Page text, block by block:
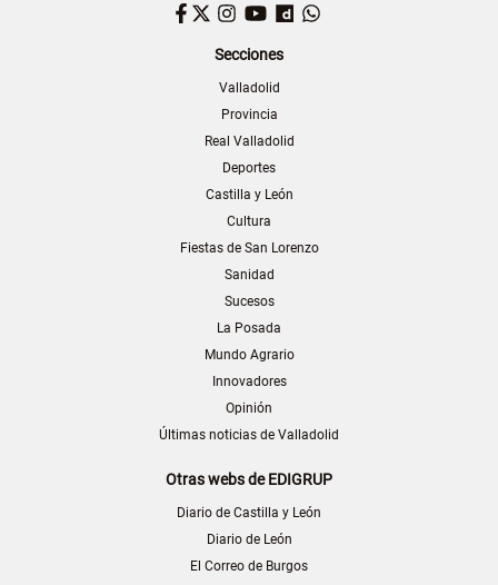
Facebook
TwitterInstagram
YouTubeDailymotion
Secciones
Valladolid
Provincia
Real Valladolid
Deportes
Castilla y León
Cultura
Fiestas de San Lorenzo
Sanidad
Sucesos
La Posada
Mundo Agrario
Innovadores
Opinión
Últimas noticias de Valladolid
Otras webs de EDIGRUP
Diario de Castilla y León
Diario de León
El Correo de Burgos